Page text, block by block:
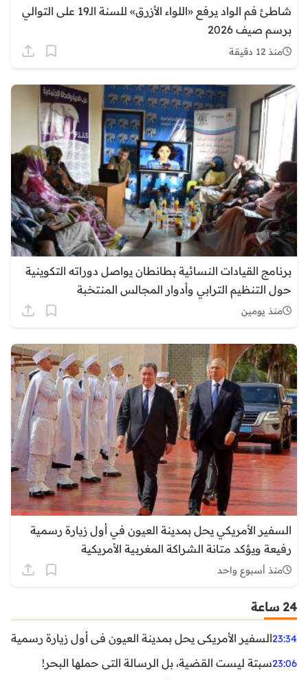
شاطئ فم الواد يرفع «اللواء الأزرق» للسنة الـ19 على التوالي
برسم صيف 2026
منذ 12 دقيقة
برنامج القيادات النسائية بطانطان يواصل دوراته التكوينية
حول التنظيم الترابي وأدوار المجالس المنتخبة
منذ يومين
السفير الأمريكي يحل بمدينة العيون في أول زيارة رسمية
رفيعة ويؤكد متانة الشراكة المغربية الأمريكية
منذ أسبوع واحد
24 ساعة
23:34السفير الأمريكي يحل بمدينة العيون في أول زيارة رسمية
23:06سبتة ليست القضية، بل الرسالة التي حملها البحر!